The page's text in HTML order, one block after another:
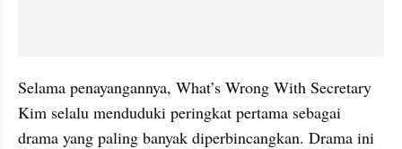
Selama penayangannya, What’s Wrong With Secretary
Kim selalu menduduki peringkat pertama sebagai
drama yang paling banyak diperbincangkan. Drama ini